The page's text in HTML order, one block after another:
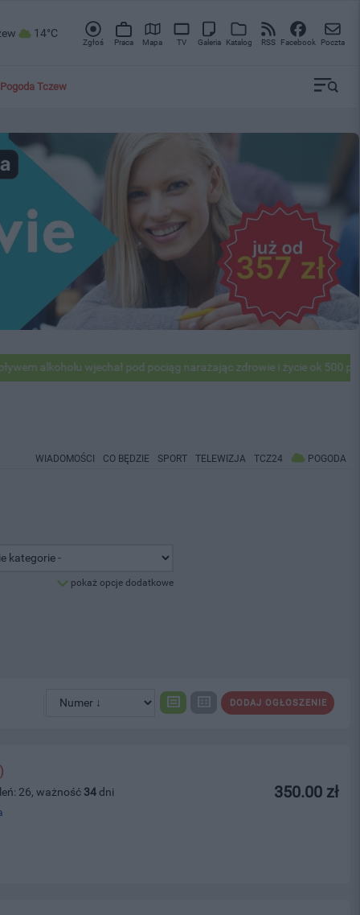
14°C
Zgłoś Praca Mapa TV Galeria Katalog RSS Facebook Poczta
Pogoda Tczew
wjechał pod pociąg narażając zdrowie i życie ok 500
WIADOMOŚCI CO BĘDZIE SPORT TELEWIZJA TCZ24 POGODA
pokaż opcje dodatkowe
DODAJ OGŁOSZENIE
350.00 zł
26, ważność 34 dni